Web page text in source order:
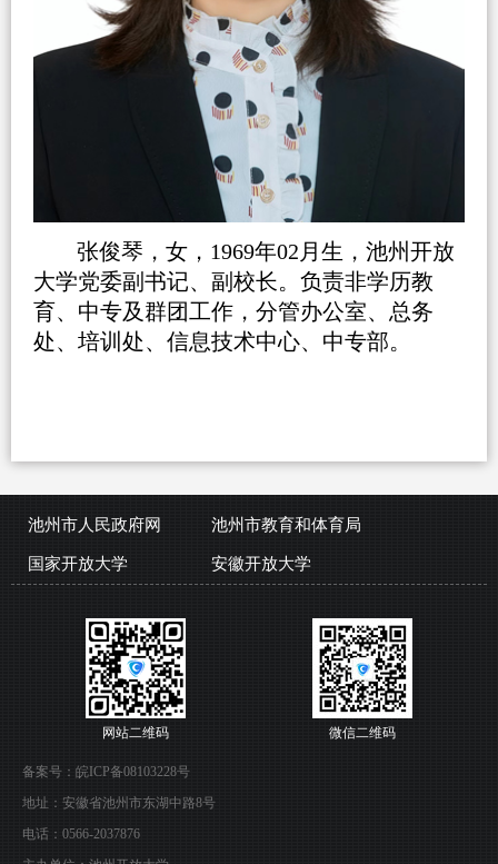
张俊琴，女，1969年02月生，池州开放
大学党委副书记、副校长。负责非学历教
育、中专及群团工作，分管办公室、总务
处、培训处、信息技术中心、中专部。
池州市人民政府网 池州市教育和体育局
国家开放大学 安徽开放大学
网站二维码 微信二维码
备案号： 皖ICP备08103228号
地址：安徽省池州市东湖中路8号
电话：0566-2037876